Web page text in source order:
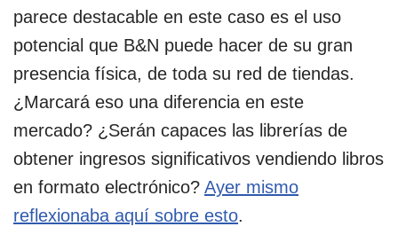
parece destacable en este caso es el uso
potencial que B&N puede hacer de su gran
presencia física, de toda su red de tiendas.
¿Marcará eso una diferencia en este
mercado? ¿Serán capaces las librerías de
obtener ingresos significativos vendiendo libros
en formato electrónico? Ayer mismo
reflexionaba aquí sobre esto.